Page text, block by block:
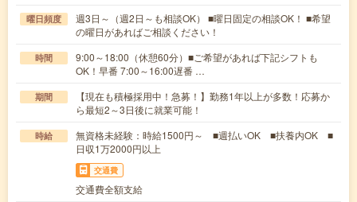
曜日頻度
週3日～（週2日～も相談OK） ■曜日固定の相談OK！ ■希望
の曜日があればご相談ください！
時間
9:00～18:00（休憩60分）■ご希望があれば下記シフトも
OK！早番 7:00～16:00遅番 …
期間
【現在も積極採用中！急募！】勤務1年以上が多数！応募か
ら最短2～3日後に就業可能！
時給
無資格未経験：時給1500円～ ■週払いOK ■扶養内OK ■
日収1万2000円以上
交通費
交通費全額支給